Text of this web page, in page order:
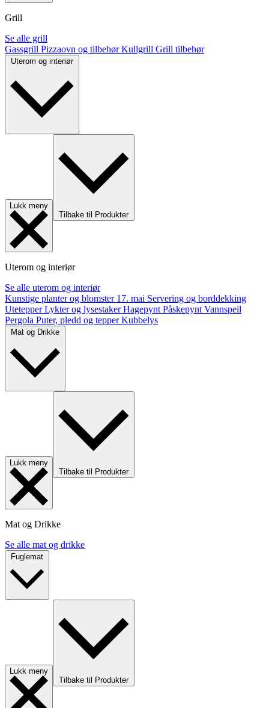
Grill
Se alle grill
Gassgrill Pizzaovn og tilbehørKullgrill Grill tilbehør
Uterom og interiør
Lukk meny
Tilbake til Produkter
Uterom og interiør
Se alle uterom og interiør
Kunstige planter og blomster 17. mai Servering og borddekking
UtetepperLykter og lysestakerHagepynt Påskepynt Vannspeil
Pergola Puter, pledd og tepperKubbelys
Lukk meny
Tilbake til Produkter
Mat og Drikke
Se alle mat og drikke
Lukk meny
Tilbake til Produkter